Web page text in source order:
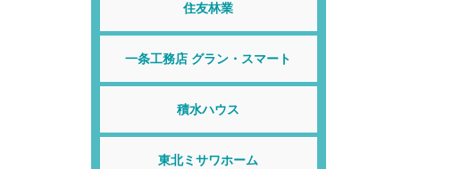
住友林業
一条工務店 グラン・スマート
積水ハウス
東北ミサワホーム